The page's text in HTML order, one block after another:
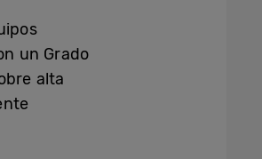
un Grado
alta